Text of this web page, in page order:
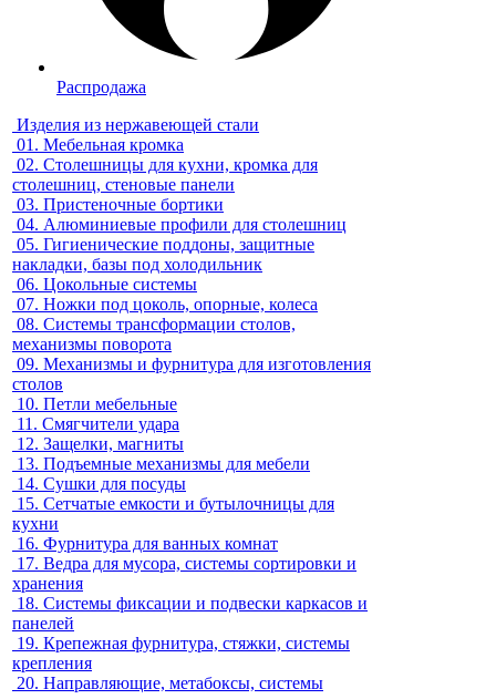
Распродажа
Изделия из нержавеющей стали
01. Мебельная кромка
02. Столешницы для кухни, кромка для
столешниц, стеновые панели
03. Пристеночные бортики
04. Алюминиевые профили для столешниц
05. Гигиенические поддоны, защитные
накладки, базы под холодильник
06. Цокольные системы
07. Ножки под цоколь, опорные, колеса
08. Системы трансформации столов,
механизмы поворота
09. Механизмы и фурнитура для изготовления
столов
10. Петли мебельные
11. Смягчители удара
12. Защелки, магниты
13. Подъемные механизмы для мебели
14. Сушки для посуды
15. Сетчатые емкости и бутылочницы для
кухни
16. Фурнитура для ванных комнат
17. Ведра для мусора, системы сортировки и
хранения
18. Системы фиксации и подвески каркасов и
панелей
19. Крепежная фурнитура, стяжки, системы
крепления
20. Направляющие, метабоксы, системы